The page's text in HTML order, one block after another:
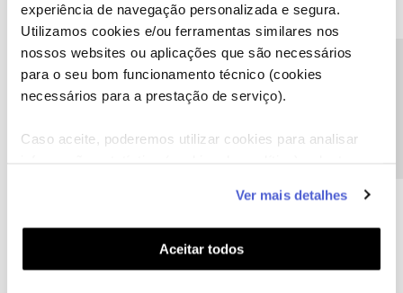
experiência de navegação personalizada e segura.
Utilizamos cookies e/ou ferramentas similares nos
nossos websites ou aplicações que são necessários
para o seu bom funcionamento técnico (cookies
necessários para a prestação de serviço).
Caso aceite, poderemos utilizar cookies para analisar
funcionalidades (cookies de personalização e
funcionalidade) e adaptar anúncios aos seus interesses
(cookies de publicidade personalizada). Pode gerir a
utilização dos cookies clicando em "Configurar
Ver mais detalhes
Aceitar todos
Descubra as novidades de julho
Hall of Fame de julho